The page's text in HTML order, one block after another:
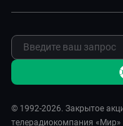
Обратная связь
© 1992-2026. Закрытое
телерадиокомпания «Мир»